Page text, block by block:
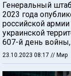
Генеральный
2023 года
российской
украинской
607-й день
23.10.2023 08:17 // Мир